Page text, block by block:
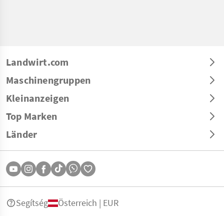
Landwirt.com
Maschinengruppen
Kleinanzeigen
Top Marken
Länder
Segítség Österreich | EUR